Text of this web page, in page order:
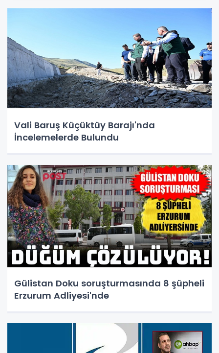
Vali Baruş Küçüktüy Barajı'nda
İncelemelerde Bulundu
Gülistan Doku soruşturmasında 8 şüpheli
Erzurum Adliyesi'nde